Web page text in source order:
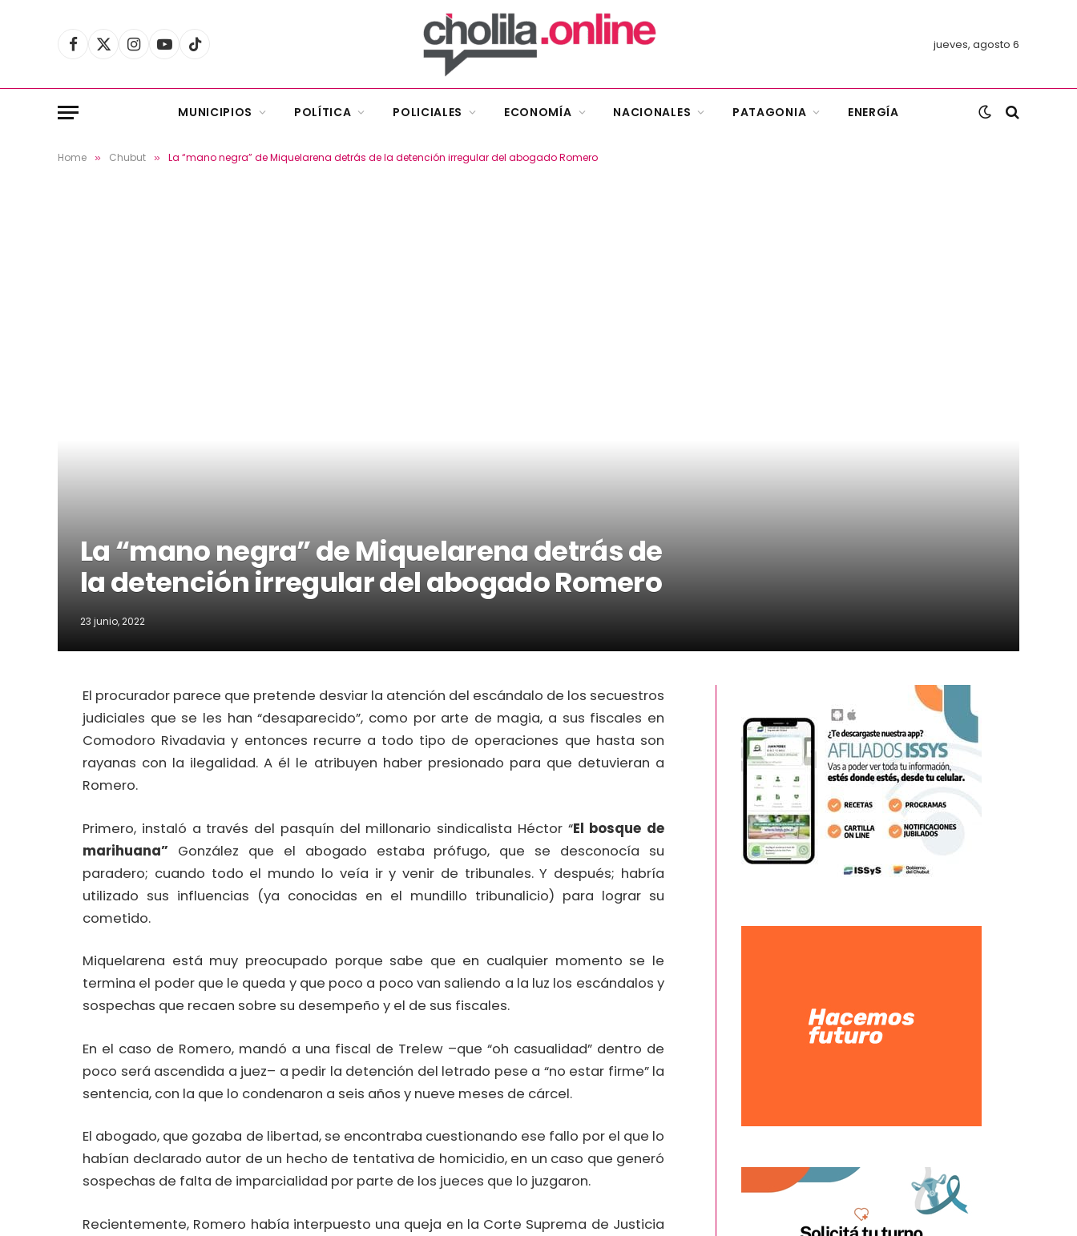
Facebook
X
Instagram
YouTubeTikTok jueves, agosto 6
MUNICIPIOS POLÍTICA POLICIALES ECONOMÍA NACIONALES PATAGONIA ENERGÍA
Home » Chubut » La “mano negra” de Miquelarena detrás de la detención irregular del abogado Romero
La “mano negra” de Miquelarena detrás de
la detención irregular del abogado Romero
23 junio, 2022
El procurador parece que pretende desviar la atención del escándalo de los secuestros
judiciales que se les han “desaparecido”, como por arte de magia, a sus fiscales en
Comodoro Rivadavia y entonces recurre a todo tipo de operaciones que hasta son
rayanas con la ilegalidad. A él le atribuyen haber presionado para que detuvieran a
Romero.
Primero, instaló a través del pasquín del millonario sindicalista Héctor “El bosque de
marihuana” González que el abogado estaba prófugo, que se desconocía su
paradero; cuando todo el mundo lo veía ir y venir de tribunales. Y después; habría
utilizado sus influencias (ya conocidas en el mundillo tribunalicio) para lograr su
cometido.
Miquelarena está muy preocupado porque sabe que en cualquier momento se le
termina el poder que le queda y que poco a poco van saliendo a la luz los escándalos y
sospechas que recaen sobre su desempeño y el de sus fiscales.
En el caso de Romero, mandó a una fiscal de Trelew –que “oh casualidad” dentro de
poco será ascendida a juez– a pedir la detención del letrado pese a “no estar firme” la
sentencia, con la que lo condenaron a seis años y nueve meses de cárcel.
El abogado, que gozaba de libertad, se encontraba cuestionando ese fallo por el que lo
habían declarado autor de un hecho de tentativa de homicidio, en un caso que generó
sospechas de falta de imparcialidad por parte de los jueces que lo juzgaron.
Recientemente, Romero había interpuesto una queja en la Corte Suprema de Justicia